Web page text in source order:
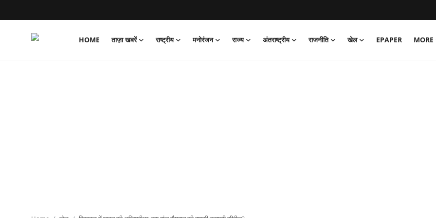
HOME ताज़ा खबरें राष्ट्रीय मनोरंजन राज्य अंतराष्ट्रीय राजनीति खेल EPAPER
MORE